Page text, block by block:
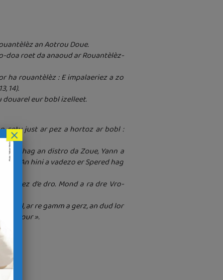
an Aotrou Doue.
doa roet da anaoud ar Rouantèlèz-
ha rouantèlèz : E impalaeriez a zo
14).
douarel eur bobl izelleet.
setu just ar pez a hortoz ar bobl :
hag an distro da Zoue, Yann a
An hini a vadezo er Spered hag
d’e dro. Mond a ra dre Vro-
wél, ar re gamm a gerz, an dud lor
re baour ».
×